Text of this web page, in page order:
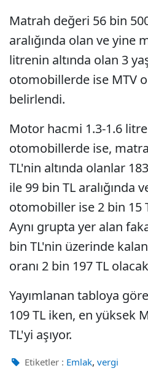
Matrah değeri 56 bin
aralığında olan ve yine
litrenin altında olan 3
otomobillerde ise MTV
belirlendi.
Motor hacmi 1.3-1.6 litre
otomobillerde ise,
TL'nin altında olanlar
ile 99 bin TL aralığında
otomobiller ise 2 bin 15
Aynı grupta yer alan
bin TL'nin üzerinde
oranı 2 bin 197 TL
Yayımlanan tabloya
109 TL iken, en yüksek
TL'yi aşıyor.
Etiketler : Emlak, vergi